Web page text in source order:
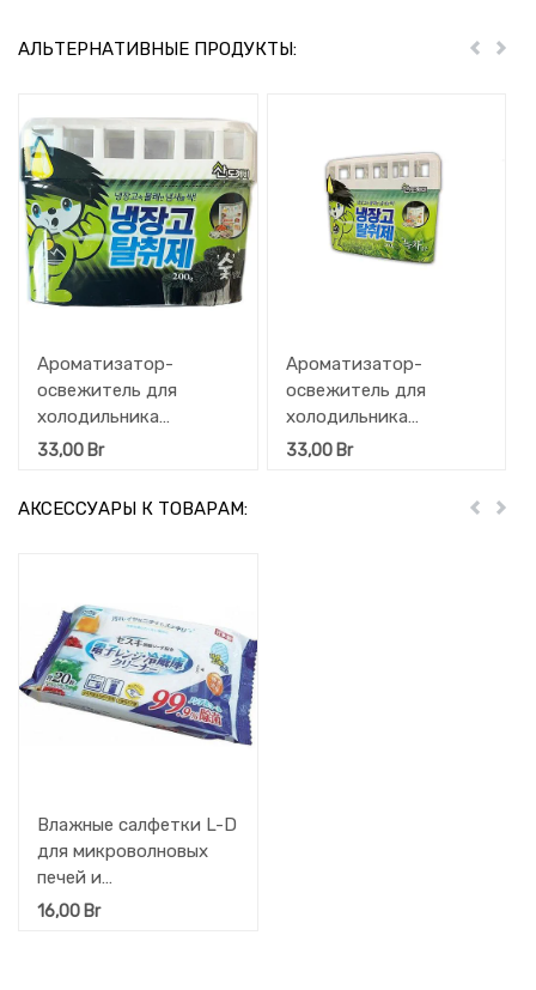
АЛЬТЕРНАТИВНЫЕ ПРОДУКТЫ: Пред
Ароматизатор-
освежитель для
холодильника
Sandokkaebi ODOR FRI
небольшого объёма)
33,00 Br
Ароматизатор-
освежитель для
холодильника
Sandokkaebi ODOR FRI
33,00Br
АКСЕССУАРЫ К ТОВАРАМ: Пред
Влажные салфетки L-D
для микроволновых
печей и
холодильников 20 шт.
16,00 Br